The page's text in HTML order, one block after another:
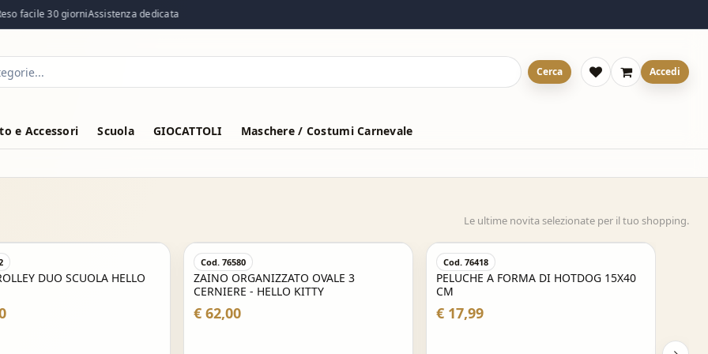
facile 30 giorniAssistenza dedicata
Cerca Accedi
e Accessori Scuola GIOCATTOLI Maschere / Costumi Carnevale
Le ultime novita selezionate per il tuo shopping.
DUO SCUOLA HELLO
Cod. 76580
ZAINO ORGANIZZATO OVALE 3
CERNIERE - HELLO KITTY
€ 62,00
Cod. 76418
PELUCHE A FORMA DI HOTDOG 15X40
CM
€ 17,99